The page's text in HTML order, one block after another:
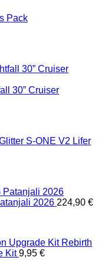
Pack
30” Cruiser
S-ONE V2 Lifer
2026 224,90 €
Rebirth
Kit 9,95 €